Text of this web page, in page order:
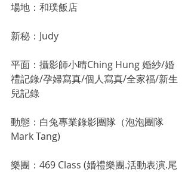
場地：和璞飯店
新秘：Judy
平面：攝影師小晴Ching Hung 婚紗/婚
禮記錄/孕婦寫真/個人寫真/全家福/新生
兒記錄
動態：白兔專業錄影團隊（泡泡團隊
Mark Tang)
樂團：469 Class (婚禮樂團.活動表演.尾